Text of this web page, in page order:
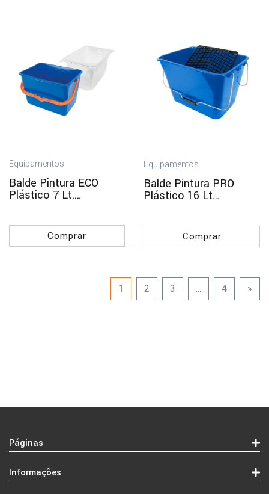
Equipamentos
Balde Pintura ECO
Plástico 7 Lt.
Comprar
Equipamentos
Balde Pintura PRO
Plástico 16 Lt
Comprar
1 2 3 ... 4 »
Páginas
Empresa
Contactos
Informações